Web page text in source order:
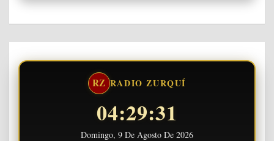
RZ RADIO ZURQUÍ
04:29:32
Domingo, 9 De Agosto De 2026